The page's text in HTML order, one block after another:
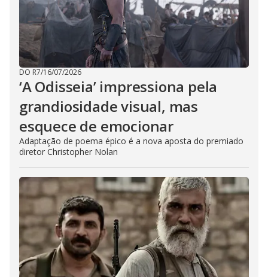
DO R7/16/07/2026
‘A Odisseia’ impressiona pela
grandiosidade visual, mas
esquece de emocionar
Adaptação de poema épico é a nova aposta do premiado
diretor Christopher Nolan